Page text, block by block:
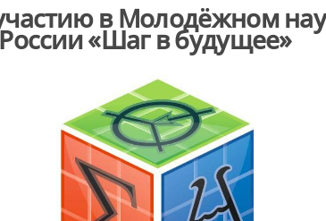
в Молодёжном
«Шаг в будущее»